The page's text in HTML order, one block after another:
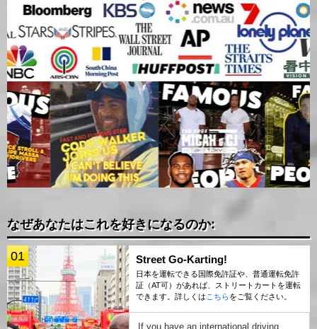
なぜあなたはこれを好きになるのか:
01 Street Go-Karting!
日本を運転できる国際免許証や、普通運転免許
証（AT可）があれば、ストリートカートを運転
できます。詳しくは こちらをご覧ください。
If you have an international driving